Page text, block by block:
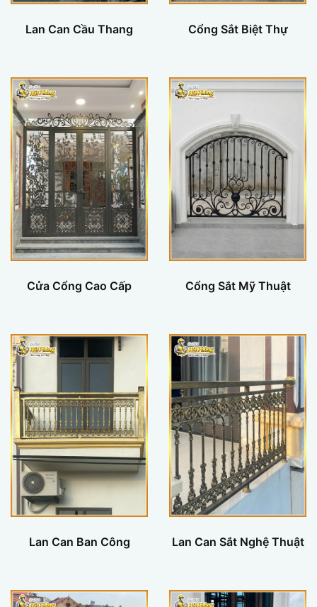
Lan Can Cầu Thang Cổng Sắt Biệt Thự
Cửa Cổng Cao Cấp Cổng Sắt Mỹ Thuật
Lan Can Ban Công Lan Can Sắt Nghệ Thuật